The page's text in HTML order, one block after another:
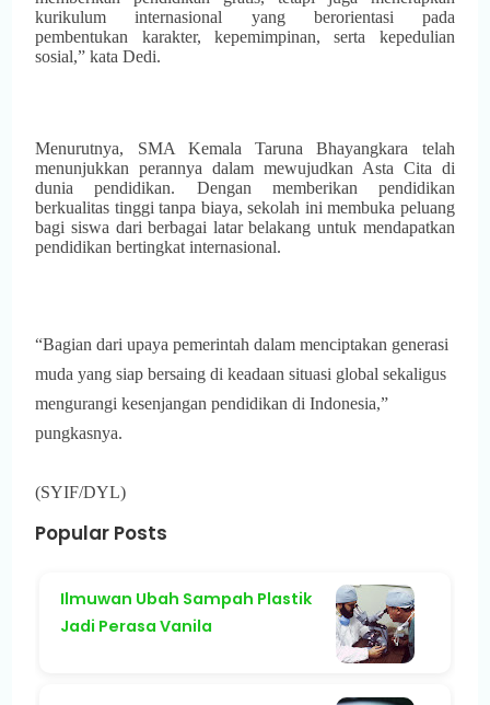
kurikulum internasional yang berorientasi pada
pembentukan karakter, kepemimpinan, serta kepedulian
sosial,” kata Dedi.
Menurutnya, SMA Kemala Taruna Bhayangkara telah
menunjukkan perannya dalam mewujudkan Asta Cita di
dunia pendidikan. Dengan memberikan pendidikan
berkualitas tinggi tanpa biaya, sekolah ini membuka peluang
bagi siswa dari berbagai latar belakang untuk mendapatkan
pendidikan bertingkat internasional.
“Bagian dari upaya pemerintah dalam menciptakan generasi
muda yang siap bersaing di keadaan situasi global sekaligus
mengurangi kesenjangan pendidikan di Indonesia,”
pungkasnya.
(SYIF/DYL)
Popular Posts
Ilmuwan Ubah Sampah Plastik
Jadi Perasa Vanila